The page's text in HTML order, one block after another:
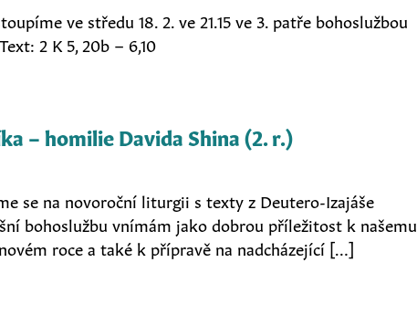
ve středu 18. 2. ve 21.15 ve 3. patře bohoslužbou
2 K 5, 20b – 6,10
– homilie Davida Shina (2. r.)
se na novoroční liturgii s texty z Deutero-Izajáše
bohoslužbu vnímám jako dobrou příležitost k našemu
roce a také k přípravě na nadcházející […]